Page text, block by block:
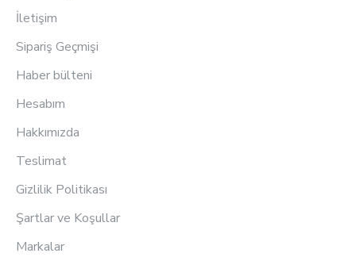
İletişim
Sipariş Geçmişi
Haber bülteni
Hesabım
Hakkımızda
Teslimat
Gizlilik Politikası
Şartlar ve Koşullar
Markalar